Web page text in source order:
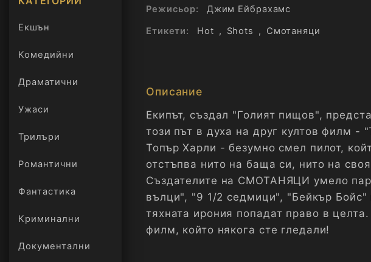
Екшън
Комедийни
Драматични
Ужаси
Трилъри
онлайн
Романтични
Фантастика
Криминални
Документални
Режисьор:
Джим Ейбрахамс
Етикети:
Hot , Shots , Смотаняци
Описание
Екипът, създал "Голият пищов",
този път в духа на друг култов филм -
Топър Харли - безумно смел пилот,
отстъпва нито на баща си, нито на
Създателите на СМОТАНЯЦИ умело
вълци", "9 1/2 седмици", "Бейкър Бойс"
тяхната ирония попадат право в
филм, който някога сте гледали!